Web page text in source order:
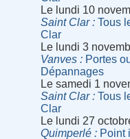
Le lundi 10
Saint Clar
Tous
Clar
Le lundi 3
Vanves
Portes
Dépannages
Le samedi 1
Saint Clar
Tous
Clar
Le lundi 27
Quimperlé
Point